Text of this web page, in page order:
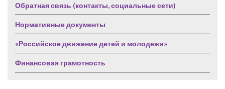
Обратная связь (контакты, социальные сети)
Нормативные документы
«Российское движение детей и молодежи»
Финансовая грамотность